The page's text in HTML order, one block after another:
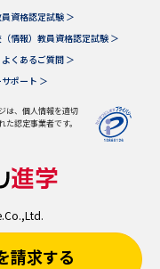
請求する
資格認定試験 ＞
情報）教員資格認定試験 ＞
くあるご質問 ＞
ポート ＞
は、個人情報を適切
認定事業者です。